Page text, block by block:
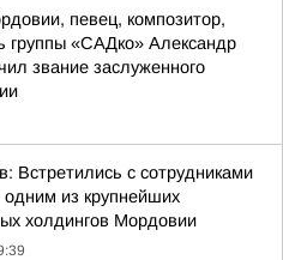
певец, композитор,
группы «САДко» Александр
звание заслуженного
Встретились с сотрудниками
из крупнейших
холдингов Мордовии